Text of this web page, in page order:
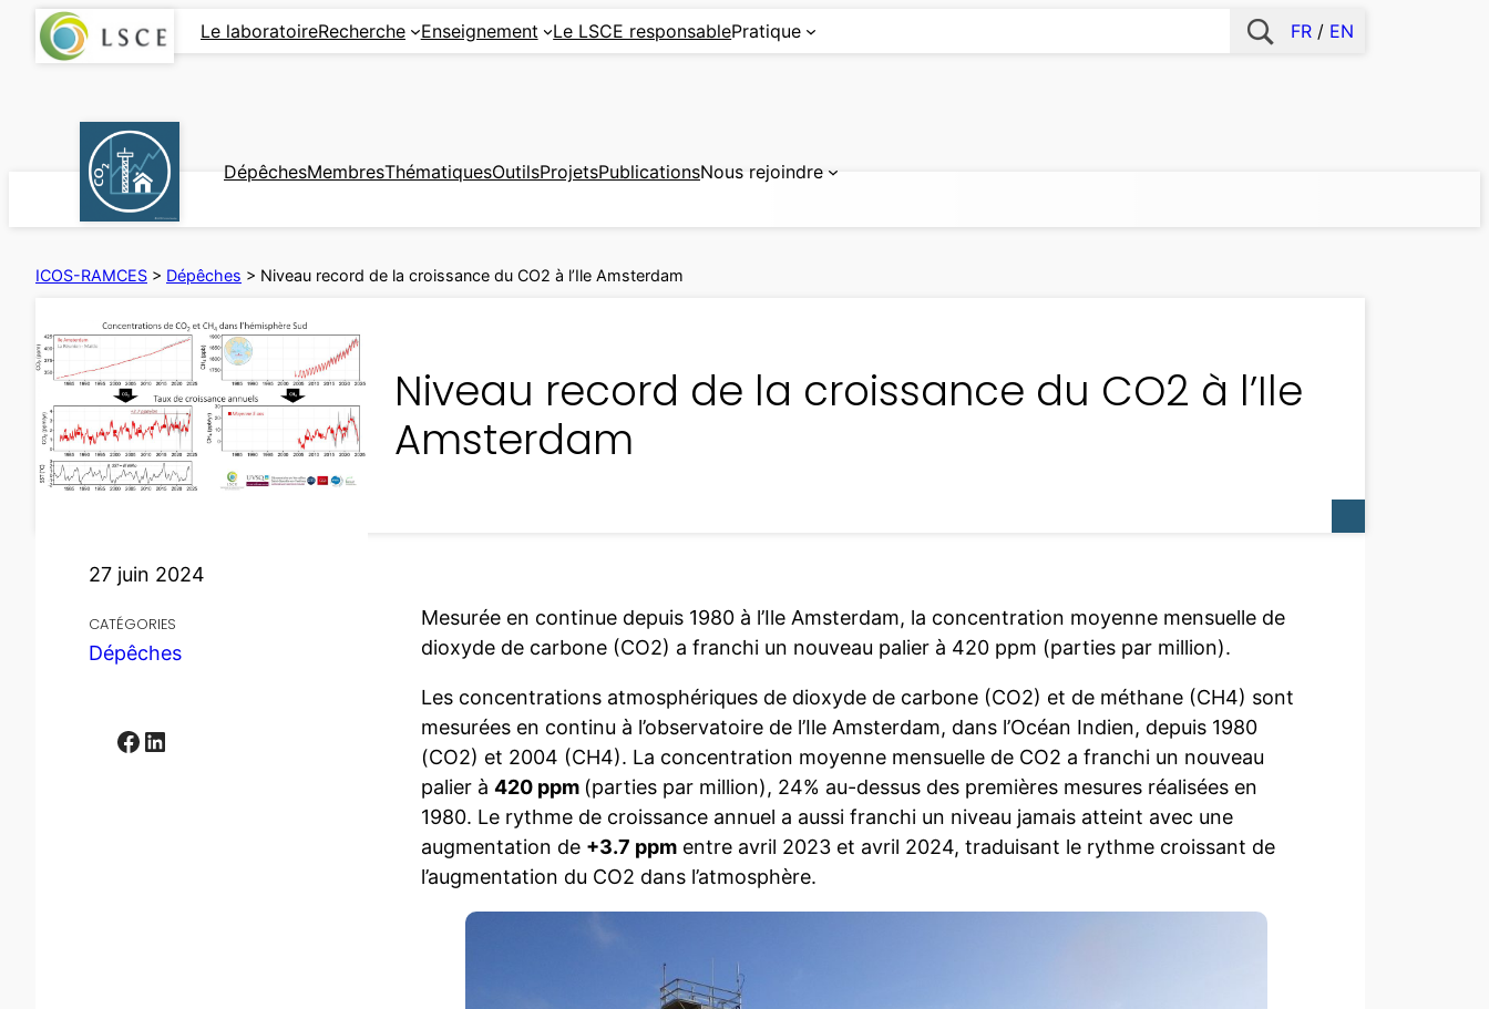
Aller
Le laboratoireRecherche Enseignement Le LSCE responsablePratique FR EN
DépêchesMembresThématiquesOutilsProjetsPublicationsNous rejoindre
ICOS-RAMCES > Dépêches > Niveau record de la croissance du CO2 à l’Ile Amsterdam
Niveau record de la croissance du CO2 à l’Ile
Amsterdam
27 juin 2024
CATÉGORIES
Dépêches
Facebook LinkedIn
Mesurée en continue depuis 1980 à l’Ile Amsterdam, la concentration moyenne mensuelle de
dioxyde de carbone (CO2) a franchi un nouveau palier à 420 ppm (parties par million).
Les concentrations atmosphériques de dioxyde de carbone (CO2) et de méthane (CH4) sont
mesurées en continu à l’observatoire de l’Ile Amsterdam, dans l’Océan Indien, depuis 1980
(CO2) et 2004 (CH4). La concentration moyenne mensuelle de CO2 a franchi un nouveau
palier à 420 ppm (parties par million), 24% au-dessus des premières mesures réalisées en
1980. Le rythme de croissance annuel a aussi franchi un niveau jamais atteint avec une
augmentation de +3.7 ppm entre avril 2023 et avril 2024, traduisant le rythme croissant de
l’augmentation du CO2 dans l’atmosphère.